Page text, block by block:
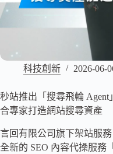
科技創新 2026-06-
秒站推出「搜尋飛輪
合專家打造網站搜尋資產
言回有限公司旗下架站服
全新的 SEO 內容代操服務